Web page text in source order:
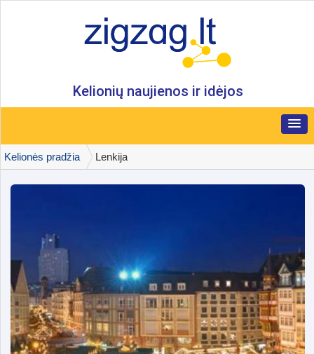
Kelionių naujienos ir idėjos
Kelionės pradžia Lenkija